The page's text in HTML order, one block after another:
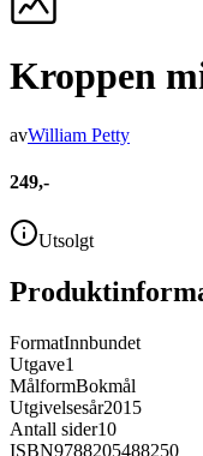
Kroppen
avWilliam Petty
249,-
Utsolgt
FormatInnbundet
Utgave1
MålformBokmål
Utgivelsesår2015
Antall sider10
ISBN9788205488250